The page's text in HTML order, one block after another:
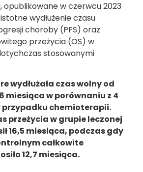
opublikowane w czerwcu 2023
wydłużenie czasu
choroby (PFS) oraz
przeżycia (OS) w
stosowanymi
wydłużała czas wolny od
miesiąca w porównaniu z 4
przypadku chemioterapii.
przeżycia w grupie leczonej
16,5 miesiąca, podczas gdy
całkowite
12,7 miesiąca.